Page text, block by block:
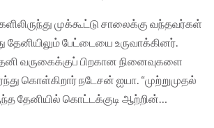
முக்கூட்டு சாலைக்கு வந்தவர்கள்
பேட்டையை உருவாக்கினர்.
வருகைக்குப் பிறகான நினைவுகளை
கொள்கிறார் நடேசன் ஐயா. “முற்றுமுதல்
தேனியில் கொட்டக்குடி ஆற்றின்…